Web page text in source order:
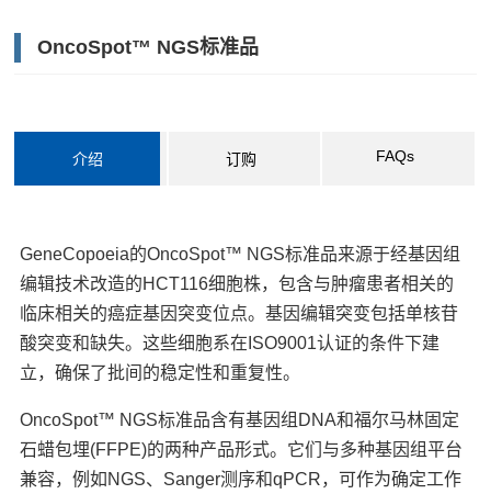
OncoSpot™ NGS标准品
介绍 订购 FAQs
GeneCopoeia的OncoSpot™ NGS标准品来源于经基因组
编辑技术改造的HCT116细胞株，包含与肿瘤患者相关的
临床相关的癌症基因突变位点。基因编辑突变包括单核苷
酸突变和缺失。这些细胞系在ISO9001认证的条件下建
立，确保了批间的稳定性和重复性。
OncoSpot™ NGS标准品含有基因组DNA和福尔马林固定
石蜡包埋(FFPE)的两种产品形式。它们与多种基因组平台
兼容，例如NGS、Sanger测序和qPCR，可作为确定工作